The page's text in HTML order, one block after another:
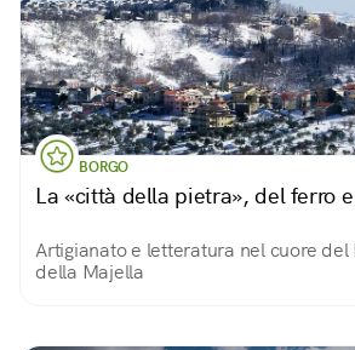
BORGO
La «città della pietra», del ferro
Artigianato e letteratura nel cuore del
della Majella